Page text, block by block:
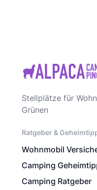
Stellplätze für
Grünen
Ratgeber &
Wohnmobil
Camping
Camping Ratgeber